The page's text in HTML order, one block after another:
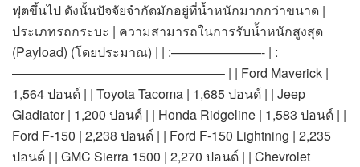
ฟุตขึ้นไป ดังนั้นปัจจัยจำกัดมักอยู่ที่น้ำหนักมากกว่าขนาด |
ประเภทรถกระบะ | ความสามารถในการรับน้ำหนักสูงสุด
(Payload) (โดยประมาณ) | | :———————- | :
————————————————– | | Ford Maverick |
1,564 ปอนด์ | | Toyota Tacoma | 1,685 ปอนด์ | | Jeep
Gladiator | 1,200 ปอนด์ | | Honda Ridgeline | 1,583 ปอนด์ | |
Ford F-150 | 2,238 ปอนด์ | | Ford F-150 Lightning | 2,235
ปอนด์ | | GMC Sierra 1500 | 2,270 ปอนด์ | | Chevrolet